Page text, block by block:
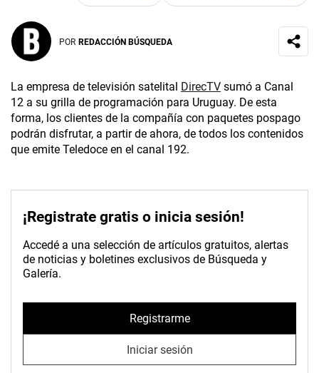
POR REDACCIÓN BÚSQUEDA
La empresa de televisión satelital DirecTV sumó a Canal
12 a su grilla de programación para Uruguay. De esta
forma, los clientes de la compañía con paquetes pospago
podrán disfrutar, a partir de ahora, de todos los contenidos
que emite Teledoce en el canal 192.
¡Registrate gratis o inicia sesión!
Accedé a una selección de artículos gratuitos, alertas
de noticias y boletines exclusivos de Búsqueda y
Galería.
Registrarme
Iniciar sesión